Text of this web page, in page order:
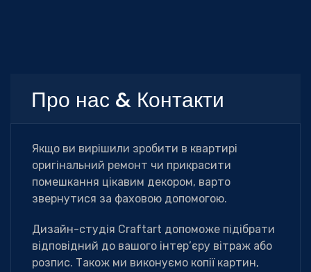
Про нас & Контакти
Якщо ви вирішили зробити в квартирі
оригінальний ремонт чи прикрасити
помешкання цікавим декором, варто
звернутися за фаховою допомогою.
Дизайн-студія Сraftart допоможе підібрати
відповідний до вашого інтер’єру вітраж або
розпис. Також ми виконуємо копії картин,